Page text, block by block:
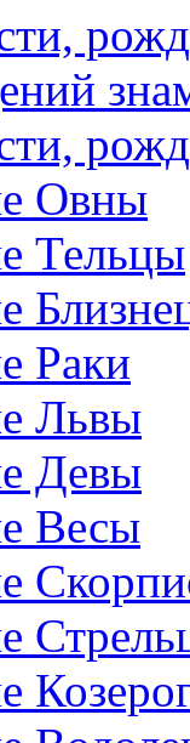
Овны
Тельцы
Раки
Львы
Девы
Весы